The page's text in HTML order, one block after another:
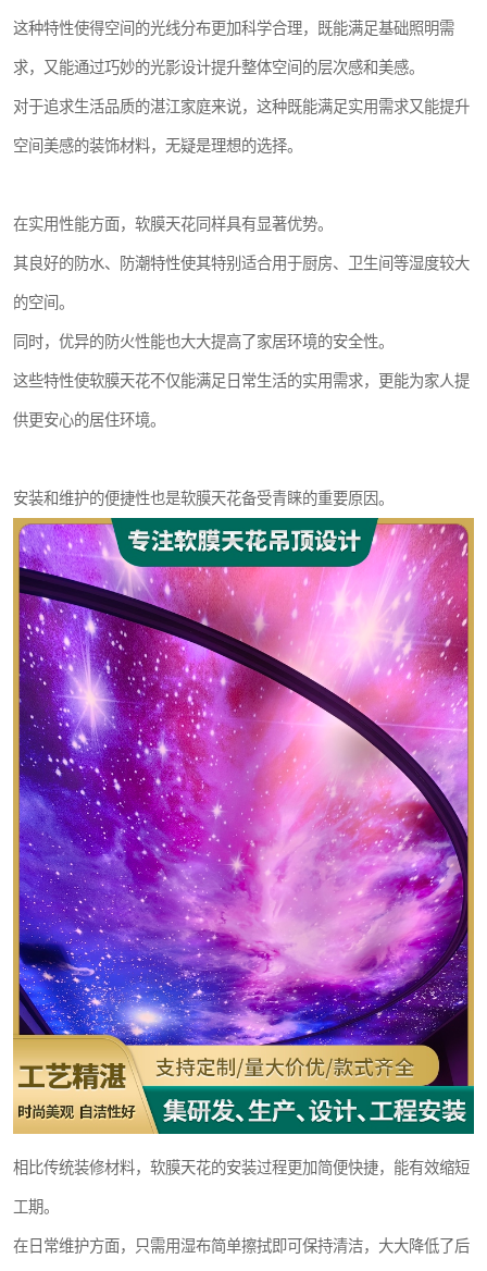
这种特性使得空间的光线分布更加科学合理，既能满足基础照明需
求，又能通过巧妙的光影设计提升整体空间的层次感和美感。
对于追求生活品质的湛江家庭来说，这种既能满足实用需求又能提升
空间美感的装饰材料，无疑是理想的选择。
在实用性能方面，软膜天花同样具有显著优势。
其良好的防水、防潮特性使其特别适合用于厨房、卫生间等湿度较大
的空间。
同时，优异的防火性能也大大提高了家居环境的安全性。
这些特性使软膜天花不仅能满足日常生活的实用需求，更能为家人提
供更安心的居住环境。
安装和维护的便捷性也是软膜天花备受青睐的重要原因。
相比传统装修材料，软膜天花的安装过程更加简便快捷，能有效缩短
工期。
在日常维护方面，只需用湿布简单擦拭即可保持清洁，大大降低了后